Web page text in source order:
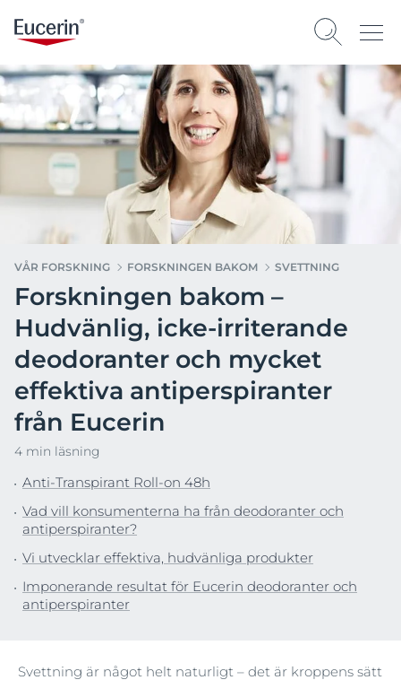
VÅR FORSKNING FORSKNINGEN BAKOM SVETTNING
Forskningen bakom –
Hudvänlig, icke-irriterande
deodoranter och mycket
effektiva antiperspiranter
från Eucerin
4 min läsning
Anti-Transpirant Roll-on 48h
Vad vill konsumenterna ha från deodoranter och
antiperspiranter?
Vi utvecklar effektiva, hudvänliga produkter
Imponerande resultat för Eucerin deodoranter och
antiperspiranter
Svettning är något helt naturligt – det är kroppens sätt